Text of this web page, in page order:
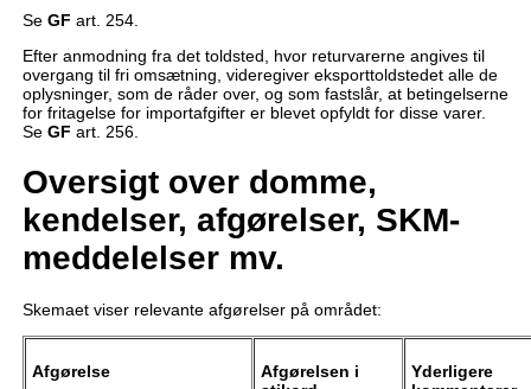
Se GF art. 254.
Efter anmodning fra det toldsted, hvor returvarerne angives til
overgang til fri omsætning, videregiver eksporttoldstedet alle de
oplysninger, som de råder over, og som fastslår, at betingelserne
for fritagelse for importafgifter er blevet opfyldt for disse varer.
Se GF art. 256.
Oversigt over domme,
kendelser, afgørelser, SKM-
meddelelser mv.
Skemaet viser relevante afgørelser på området:
Afgørelse
Afgørelsen i
Yderligere